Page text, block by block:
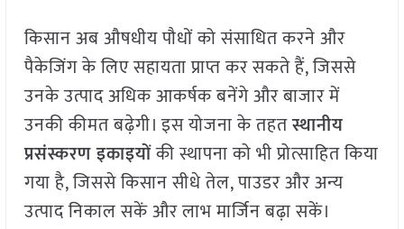
किसान अब औषधीय पौधों को संसाधित करने और
पैकेजिंग के लिए सहायता प्राप्त कर सकते हैं, जिससे
उनके उत्पाद अधिक आकर्षक बनेंगे और बाजार में
उनकी कीमत बढ़ेगी। इस योजना के तहतस्थानीय
प्रसंस्करण इकाइयोंकी स्थापना को भी प्रोत्साहित किया
गया है, जिससे किसान सीधे तेल, पाउडर और अन्य
उत्पाद निकाल सकें और लाभ मार्जिन बढ़ा सकें।